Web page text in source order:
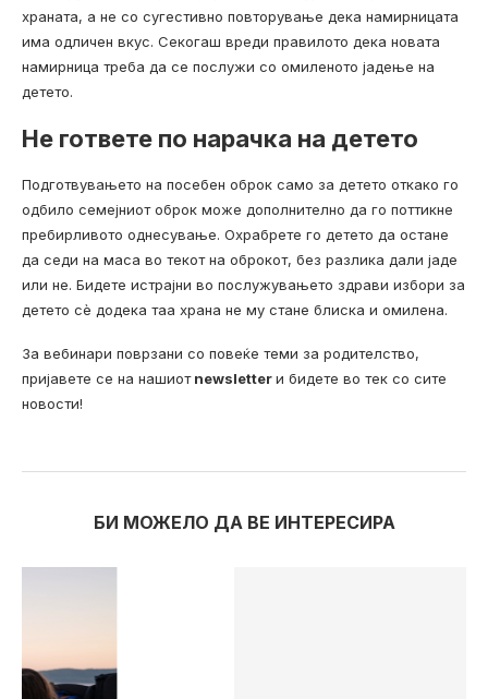
храната, а не со сугестивно повторување дека намирницата
има одличен вкус. Секогаш вреди правилото дека новата
намирница треба да се послужи со омиленото јадење на
детето.
Не гответе по нарачка на детето
Подготвувањето на посебен оброк само за детето откако го
одбило семејниот оброк може дополнително да го поттикне
пребирливото однесување. Охрабрете го детето да остане
да седи на маса во текот на оброкот, без разлика дали јаде
или не. Бидете истрајни во послужувањето здрави избори за
детето сè додека таа храна не му стане блиска и омилена.
За вебинари поврзани со повеќе теми за родителство,
пријавете се на нашиотnewsletterи бидете во тек со сите
новости!
БИ МОЖЕЛО ДА ВЕ ИНТЕРЕСИРА